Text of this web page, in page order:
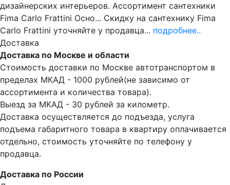
дизайнерских интерьеров. Ассортимент сантехники
Fima Carlo Frattini Осно... Скидку на сантехнику Fima
Carlo Frattini уточняйте у продавца... подробнее..
Доставка
Доставка по Москве и области
Стоимость доставки по Москве автотранспортом в
пределах МКАД - 1000 рублей(не зависимо от
ассортимента и количества товара).
Выезд за МКАД - 30 рублей за километр.
Доставка осуществляется до подъезда, услуга
подъема габаритного товара в квартиру оплачивается
отдельно, стоимость уточняйте по телефону у
продавца.
Доставка по России